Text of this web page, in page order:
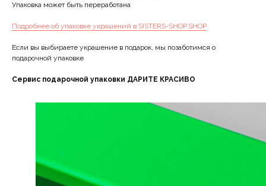
Упаковка может быть переработана
Подробнее об упаковке украшений в SISTERS-SHOP.SHOP
Если вы выбираете украшение в подарок, мы позаботимся о
подарочной упаковке
Сервис подарочной упаковки ДАРИТЕ КРАСИВО